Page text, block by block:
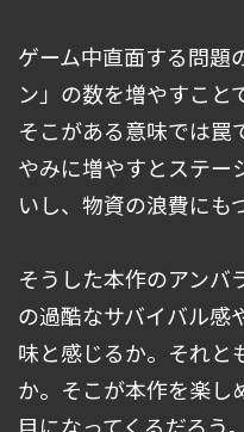
ゲーム中直面する問題
ン」の数を増やすこと
そこがある意味では罠
やみに増やすとステー
いし、物資の浪費にも
そうした本作のアンバ
の過酷なサバイバル感
味と感じるか。それと
か。そこが本作を楽し